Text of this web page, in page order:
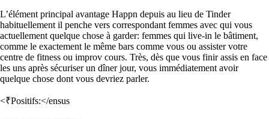
L’élément principal avantage Happn depuis au lieu de Tinder
habituellement il penche vers correspondant femmes avec qui vous
actuellement quelque chose à garder: femmes qui live-in le bâtiment,
comme le exactement le même bars comme vous ou assister votre
centre de fitness ou improv cours. Très, dès que vous finir assis en face
les uns après sécuriser un dîner jour, vous immédiatement avoir
quelque chose dont vous devriez parler.
<₹Positifs:</ensus